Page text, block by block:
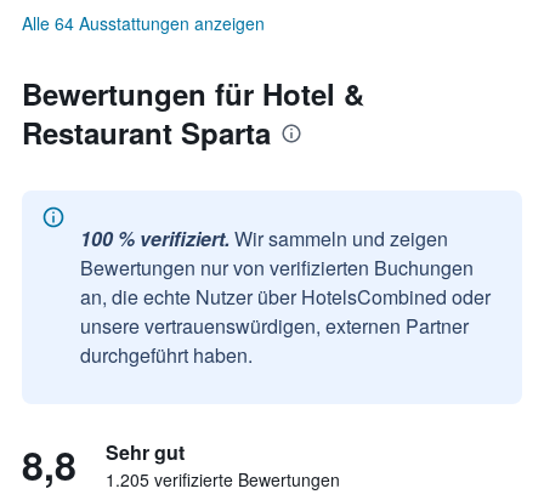
Alle 64 Ausstattungen anzeigen
Bewertungen für Hotel &
Restaurant Sparta
100 % verifiziert. Wir sammeln und zeigen
Bewertungen nur von verifizierten Buchungen
an, die echte Nutzer über HotelsCombined oder
unsere vertrauenswürdigen, externen Partner
durchgeführt haben.
8,8 Sehr gut
1.205 verifizierte Bewertungen